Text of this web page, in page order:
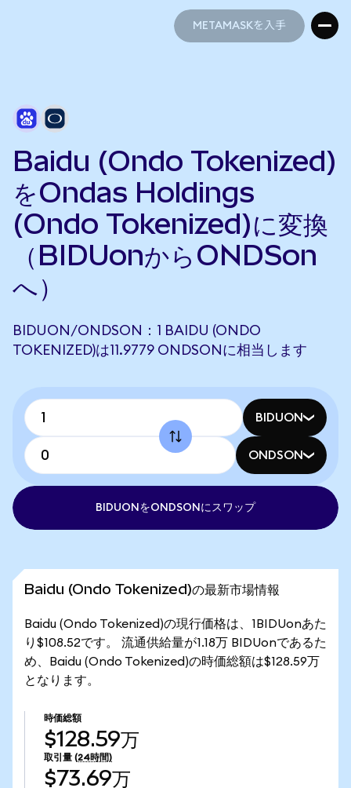
METAMASKを入手
Baidu (Ondo Tokenized)
をOndas Holdings
(Ondo Tokenized)に変換
（BIDUonからONDSon
へ）
BIDUON/ONDSON：1 BAIDU (ONDO
TOKENIZED)は11.9779 ONDSONに相当します
BIDUON
ONDSON
BIDUONをONDSONにスワップ
Baidu (Ondo Tokenized)の最新市場情報
Baidu (Ondo Tokenized)の現行価格は、1BIDUonあた
り$108.52です。 流通供給量が1.18万 BIDUonであるた
め、Baidu (Ondo Tokenized)の時価総額は$128.59万
となります。
時価総額
$128.59万
取引量 (24時間)
$73.69万